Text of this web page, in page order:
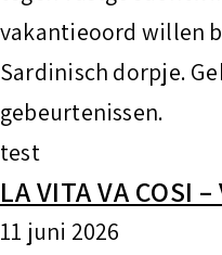
vakantieoord willen
Sardinisch dorpje.
gebeurtenissen.
test
LA VITA VA COSI
11 juni 2026